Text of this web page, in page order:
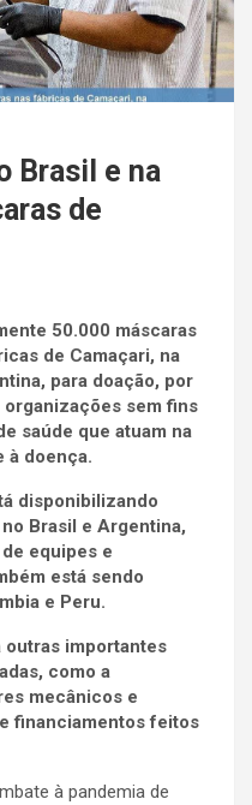
Brasil e na
de
50.000 máscaras
de Camaçari, na
para doação, por
sem fins
saúde que atuam na
à doença.
disponibilizando
Brasil e Argentina,
equipes e
está sendo
e Peru.
outras importantes
como a
mecânicos e
financiamentos feitos
à pandemia de